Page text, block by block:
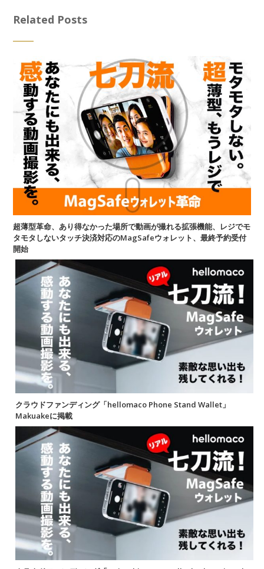
Related Posts
超薄型革命、あり得なかった場所で動画が撮れる拡張機能、レジでモ
タモタしないタッチ決済対応のMagSafeウォレット、最終予約受付
開始
クラウドファンディング「hellomaco Phone Stand Wallet」
Makuakeに掲載